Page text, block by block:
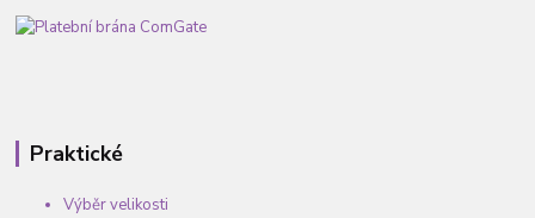
Praktické
Výběr velikosti